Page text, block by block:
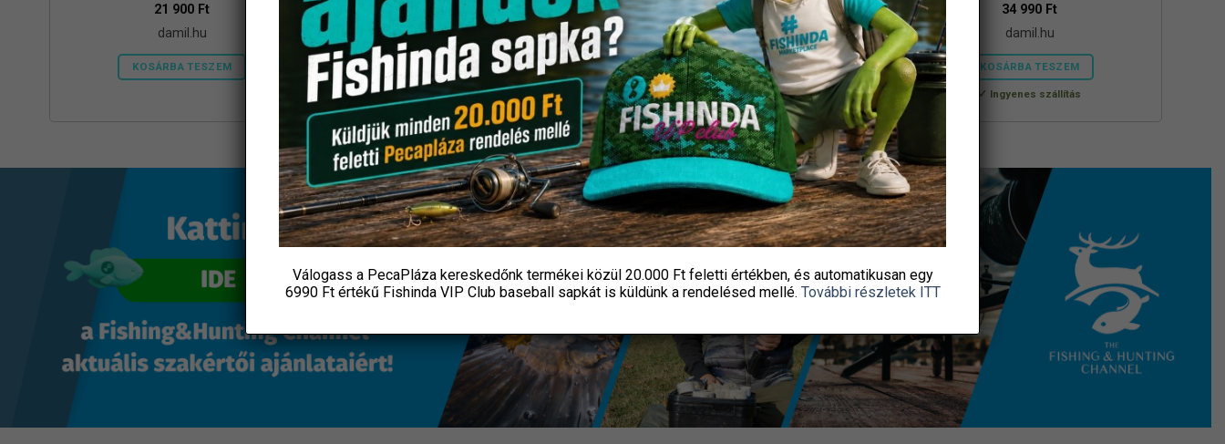
21 900 Ft
damil.hu
KOSÁRBA TESZEM
22 700
damil.hu
KOSÁRBA TESZEM
7 600 Ft
damil.hu
KOSÁRBA TESZEM
34 990 Ft
damil.hu
KOSÁRBA TESZEM
Ingyenes szállítás
Válogass a PecaPláza kereskedőnk termékei közül 20.000 Ft felettiértékben, és automatikusan egy
6990 Ft értékű Fishinda VIP Club baseball sapkátis küldünk a rendelésed mellé. További részletek ITT